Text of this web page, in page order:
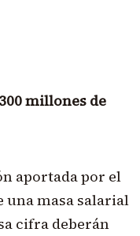
millones de
aportada por el
una masa salarial
cifra deberán